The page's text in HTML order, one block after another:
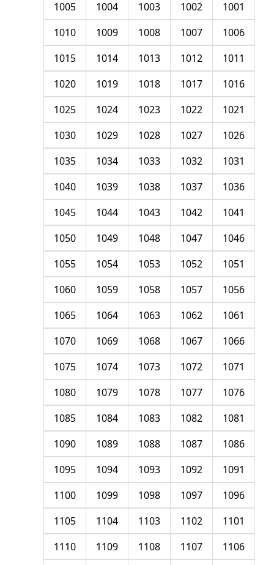
1001
1002
1003
1004
1005
1006
1007
1008
1009
1010
1011
1012
1013
1014
1015
1016
1017
1018
1019
1020
1021
1022
1023
1024
1025
1026
1027
1028
1029
1030
1031
1032
1033
1034
1035
1036
1037
1038
1039
1040
1041
1042
1043
1044
1045
1046
1047
1048
1049
1050
1051
1052
1053
1054
1055
1056
1057
1058
1059
1060
1061
1062
1063
1064
1065
1066
1067
1068
1069
1070
1071
1072
1073
1074
1075
1076
1077
1078
1079
1080
1081
1082
1083
1084
1085
1086
1087
1088
1089
1090
1091
1092
1093
1094
1095
1096
1097
1098
1099
1100
1101
1102
1103
1104
1105
1106
1107
1108
1109
1110